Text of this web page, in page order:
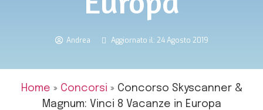
Andrea Aggiornato il: 24 Agosto 2019
Home » Concorsi » Concorso Skyscanner &
Magnum: Vinci 8 Vacanze in Europa